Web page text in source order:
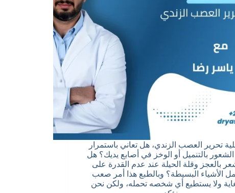
تحرير العصب الزندي، هل تعاني باستمرار
بالتنميل أو الوخز في أصابع يديك؟ هل
بالعجز وقلة الحيلة عند عدم القدرة على
الأشياء البسيطة؟ وبالطبع هذا أمر صعب
ولا يستطيع أي شخصه تحمله، ولكن نحن